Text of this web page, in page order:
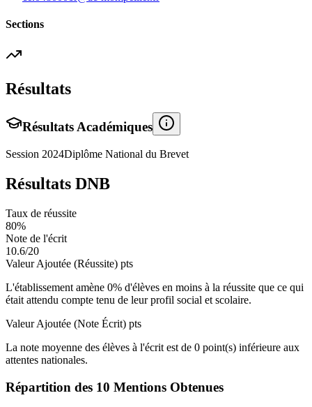
Sections
Résultats
Résultats Académiques
Session 2024Diplôme National du Brevet
Résultats DNB
Taux de réussite
80%
Note de l'écrit
10.6/20
Valeur Ajoutée (Réussite) pts
L'établissement amène 0% d'élèves en moins à la réussite que ce qui
était attendu compte tenu de leur profil social et scolaire.
Valeur Ajoutée (Note Écrit) pts
La note moyenne des élèves à l'écrit est de 0 point(s) inférieure aux
attentes nationales.
Répartition des 10 Mentions Obtenues